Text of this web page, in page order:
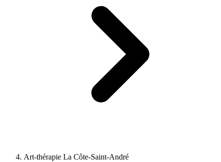
Art-thérapie La Côte-Saint-André